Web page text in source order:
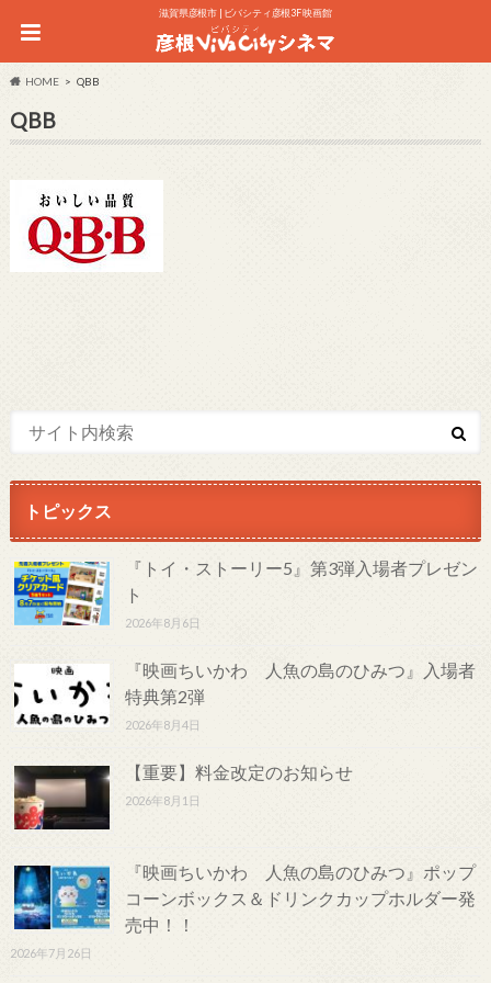
滋賀県彦根市 | ビバシティ彦根3F 映画館
HOME QBB
QBB
トピックス
『トイ・ストーリー5』第3弾入場者プレゼン
ト
2026年8月6日
『映画ちいかわ 人魚の島のひみつ』入場者
特典第2弾
2026年8月4日
【重要】料金改定のお知らせ
2026年8月1日
『映画ちいかわ 人魚の島のひみつ』ポップ
コーンボックス＆ドリンクカップホルダー発
売中！！
2026年7月26日